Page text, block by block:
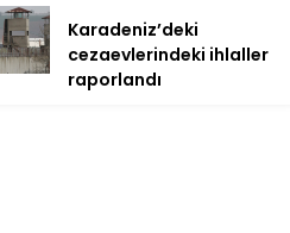
Karadeniz’deki
cezaevlerindeki ihlaller
raporlandı